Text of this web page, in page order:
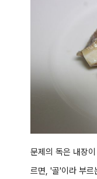
문제의 독은 내장
르면, '골'이라 부르